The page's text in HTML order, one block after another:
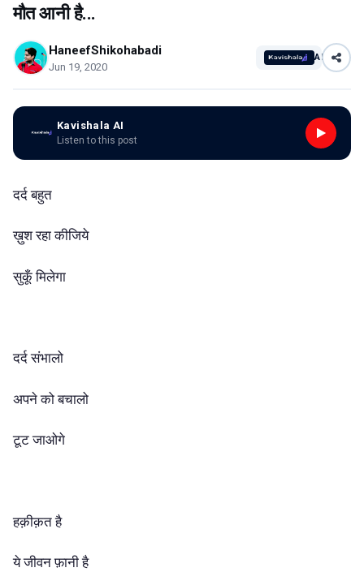
मौत आनी है...
HaneefShikohabadi
Jun 19, 2020
AI
Kavishala AI
Listen to this post
दर्द बहुत
ख़ुश रहा कीजिये
सुकूँ मिलेगा
दर्द संभालो
अपने को बचालो
टूट जाओगे
हक़ीक़त है
ये जीवन फ़ानी है